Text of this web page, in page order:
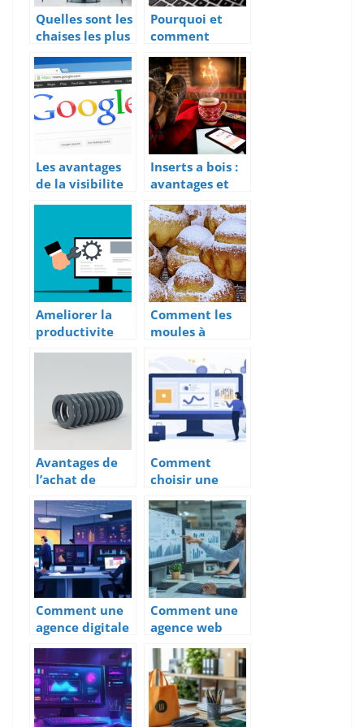
Quelles sont les
chaises les plus
pratiques a
utiliser ?
Pourquoi et
comment
choisir un
prestataire
informatique ?
Les avantages
de la visibilite
en ligne pour
Inserts a bois :
avantages et
conseils a
suivre lors du
choix
Ameliorer la
productivite
grace au
d’interventions
Comment les
moules à
peuvent faire
passer votre
pâtisserie au
niveau
supérieur ?
Avantages de
l’achat de
ressorts aupres
de fabricants
sur mesure
Comment
choisir une
agence
spécialisée
facebook ads
pour
maximiser
votre retour
sur
investissement
Comment une
agence digitale
comme Agenxia
gère vos
campagnes de
publicité en
ligne
Comment une
agence web
améliore la
conversion
grâce à l’A/B
testing